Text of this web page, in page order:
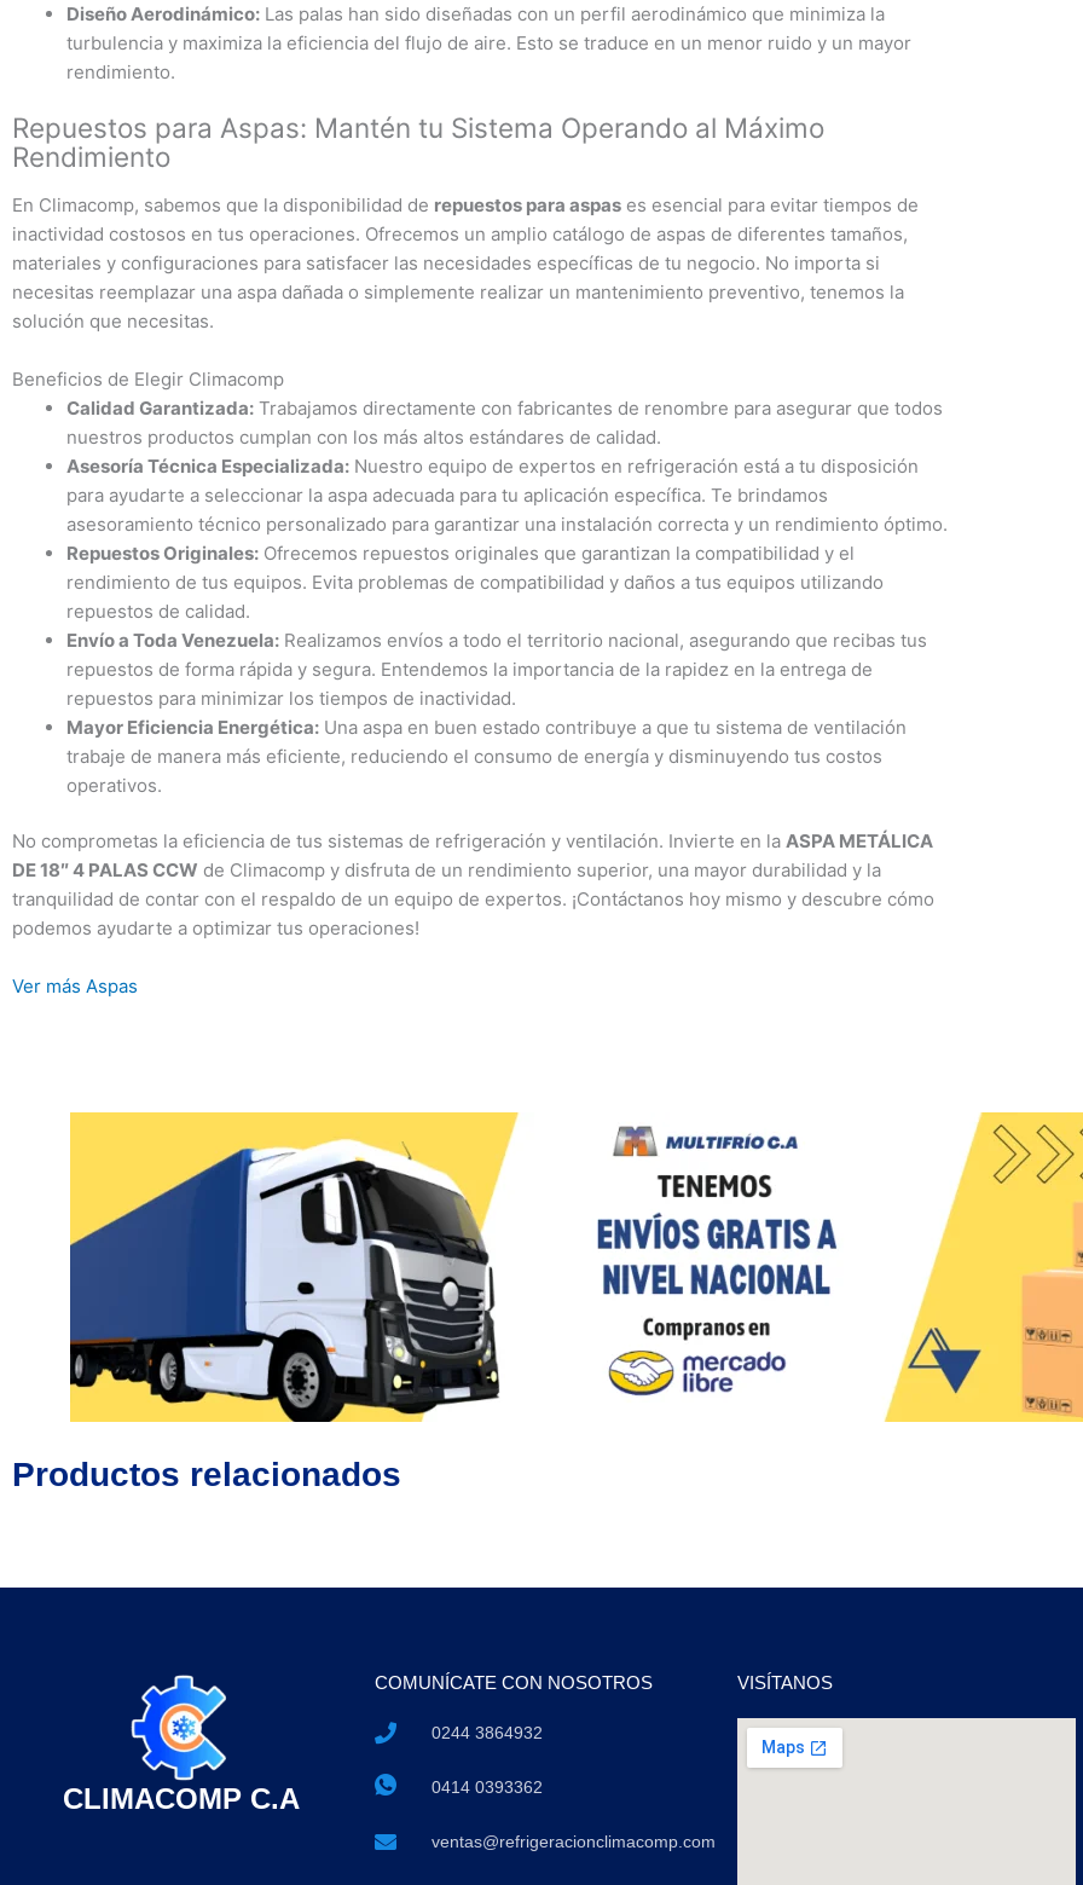
Diseño Aerodinámico: Las palas han sido diseñadas con un perfil aerodinámico que minimiza la
turbulencia y maximiza la eficiencia del flujo de aire. Esto se traduce en un menor ruido y un mayor
rendimiento.
Repuestos para Aspas: Mantén tu Sistema Operando al Máximo
Rendimiento
En Climacomp, sabemos que la disponibilidad de repuestos para aspas es esencial para evitar tiempos de
inactividad costosos en tus operaciones. Ofrecemos un amplio catálogo de aspas de diferentes tamaños,
materiales y configuraciones para satisfacer las necesidades específicas de tu negocio. No importa si
necesitas reemplazar una aspa dañada o simplemente realizar un mantenimiento preventivo, tenemos la
solución que necesitas.
Beneficios de Elegir Climacomp
Calidad Garantizada: Trabajamos directamente con fabricantes de renombre para asegurar que todos
nuestros productos cumplan con los más altos estándares de calidad.
Asesoría Técnica Especializada: Nuestro equipo de expertos en refrigeración está a tu disposición
para ayudarte a seleccionar la aspa adecuada para tu aplicación específica. Te brindamos
asesoramiento técnico personalizado para garantizar una instalación correcta y un rendimiento óptimo.
Repuestos Originales: Ofrecemos repuestos originales que garantizan la compatibilidad y el
rendimiento de tus equipos. Evita problemas de compatibilidad y daños a tus equipos utilizando
repuestos de calidad.
Envío a Toda Venezuela: Realizamos envíos a todo el territorio nacional, asegurando que recibas tus
repuestos de forma rápida y segura. Entendemos la importancia de la rapidez en la entrega de
repuestos para minimizar los tiempos de inactividad.
Mayor Eficiencia Energética: Una aspa en buen estado contribuye a que tu sistema de ventilación
trabaje de manera más eficiente, reduciendo el consumo de energía y disminuyendo tus costos
operativos.
No comprometas la eficiencia de tus sistemas de refrigeración y ventilación. Invierte en la ASPA METÁLICA
DE 18″ 4 PALAS CCW de Climacomp y disfruta de un rendimiento superior, una mayor durabilidad y la
tranquilidad de contar con el respaldo de un equipo de expertos. ¡Contáctanos hoy mismo y descubre cómo
podemos ayudarte a optimizar tus operaciones!
Ver más Aspas
Productos relacionados
CLIMACOMP C.A
COMUNÍCATE CON NOSOTROS
0244 3864932
0414 0393362
ventas@refrigeracionclimacomp.com
VISÍTANOS